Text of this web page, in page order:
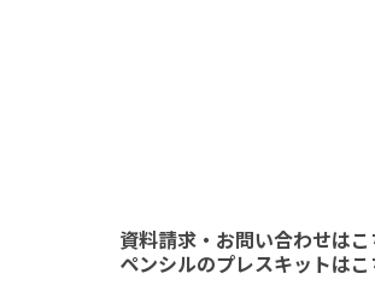
資料請求・お問い合わせはこ
ペンシルのプレスキットはこ